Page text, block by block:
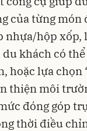
của từng món
nhựa/hộp xốp,
du khách có
hoặc lựa chọn
thiện môi
đóng góp
thời điều